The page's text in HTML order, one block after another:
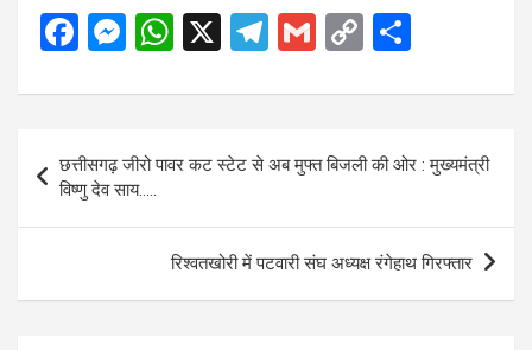
F
ce
b
o
o
M
se
n
g
er
W
at
A
p
p
X
T
e
a
m
G
ail
C
py
Li
n
k
ar
navigation
छत्तीसगढ़ जीरो पावर कट स्टेट से अब मुफ्त बिजली की ओर : मुख्यमंत्री
विष्णु देव साय…..
रिश्वतखोरी में पटवारी संघ अध्यक्ष रंगेहाथ गिरफ्तार